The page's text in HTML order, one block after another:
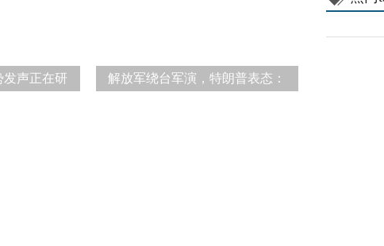
发声正在研
解放军绕台军演，特朗普表态：